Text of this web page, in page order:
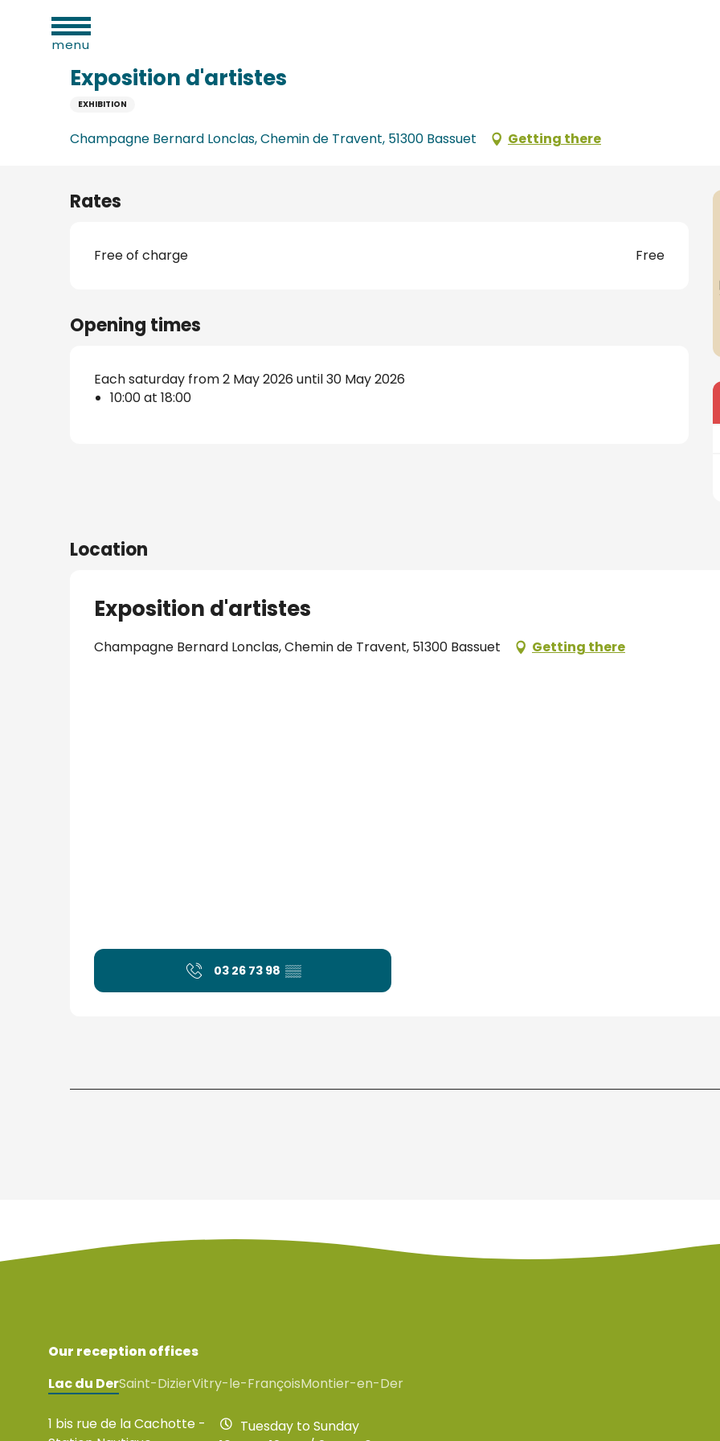
contenumenu
Home
Exposition d'artistes
EXHIBITION
Champagne Bernard Lonclas, Chemin de Travent, 51300 Bassuet Getting there
Rates
Free of charge Free
Opening times
Each saturday from 2 May 2026 until 30 May 2026
10:00 at 18:00
Location
Exposition d'artistes
Champagne Bernard Lonclas, Chemin de Travent, 51300 Bassuet Getting there
03 26 73 98 ▒▒
Our reception offices
Lac du DerSaint-DizierVitry-le-FrançoisMontier-en-Der
1 bis rue de la Cachotte -
Tuesday to Sunday